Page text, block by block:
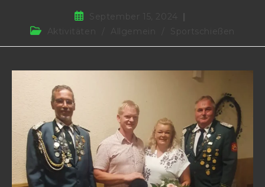
September 15, 2024
Aktivitäten
Allgemein Sportschießen